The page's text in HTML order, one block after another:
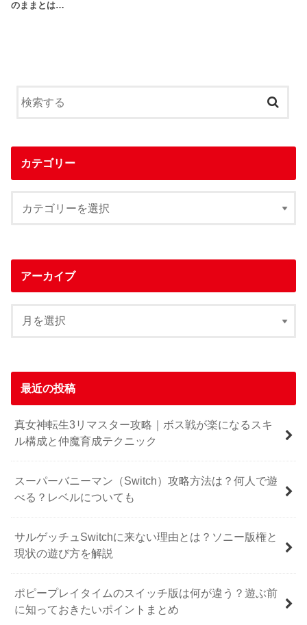
のままとは…
カテゴリー
アーカイブ
最近の投稿
真女神転生3リマスター攻略｜ボス戦が楽になるスキ
ル構成と仲魔育成テクニック
スーパーバニーマン（Switch）攻略方法は？何人で遊
べる？レベルについても
サルゲッチュSwitchに来ない理由とは？ソニー版権と
現状の遊び方を解説
ポピープレイタイムのスイッチ版は何が違う？遊ぶ前
に知っておきたいポイントまとめ